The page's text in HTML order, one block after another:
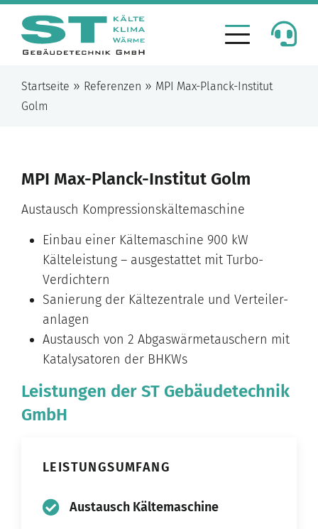
Startseite » Referenzen » MPI Max-Planck-Institut
Golm
MPI Max-Planck-Institut Golm
Austausch Kompressionskältemaschine
Einbau einer Kältemaschine 900 kW
Kälteleistung – ausgestattet mit Turbo-
Verdichtern
Sanierung der Kältezentrale und Verteiler-
anlagen
Austausch von 2 Abgaswärmetauschern mit
Katalysatoren der BHKWs
Leistungen der ST Gebäudetechnik
GmbH
LEISTUNGSUMFANG
Austausch Kältemaschine